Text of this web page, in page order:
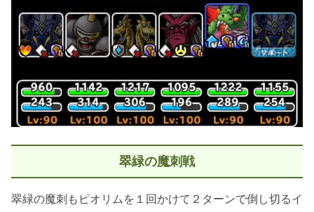
翠緑の魔刺戦
翠緑の魔刺もピオリムを１回かけて２ターンで倒し切るイ